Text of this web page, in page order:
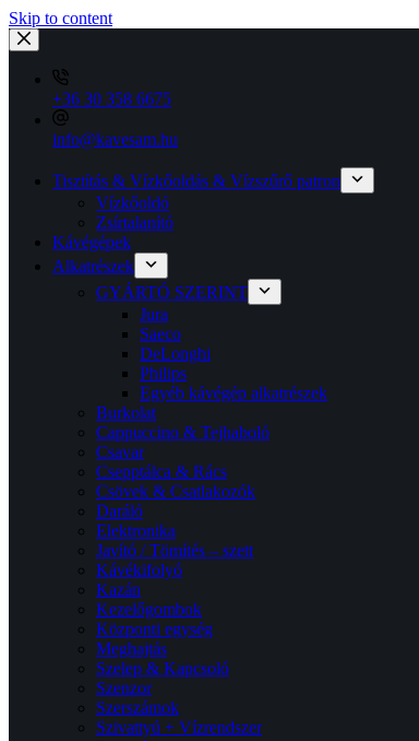
Skip to content
+36 30 358 6675
info@kavesam.hu
Tisztítás & Vízkőoldás & Vízszűrő patron
Vízkőoldó
Zsírtalanító
Kávégépek
Alkatrészek
GYÁRTÓ SZERINT
Jura
Saeco
DeLonghi
Philips
Egyéb kávégép alkatrészek
Burkolat
Cappuccino & Tejhaboló
Csavar
Csepptálca & Rács
Csövek & Csatlakozók
Daráló
Elektronika
Javító / Tömítés – szett
Kávékifolyó
Kazán
Kezelőgombok
Központi egység
Meghajtás
Szelep & Kapcsoló
Szenzor
Szerszámok
Szivattyú + Vízrendszer